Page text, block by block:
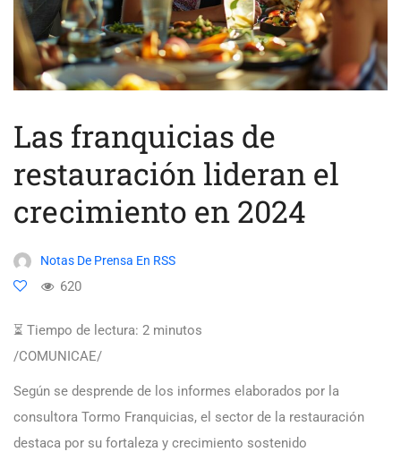
Las franquicias de
restauración lideran el
crecimiento en 2024
Notas De Prensa En RSS
620
⏳ Tiempo de lectura: 2 minutos
/COMUNICAE/
Según se desprende de los informes elaborados por la
consultora Tormo Franquicias, el sector de la restauración
destaca por su fortaleza y crecimiento sostenido